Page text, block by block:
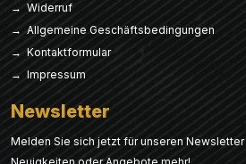
→ Widerruf
→ Allgemeine Geschäftsbedingungen
→ Kontaktformular
→ Impressum
Newsletter
Melden Sie sich jetzt für unseren